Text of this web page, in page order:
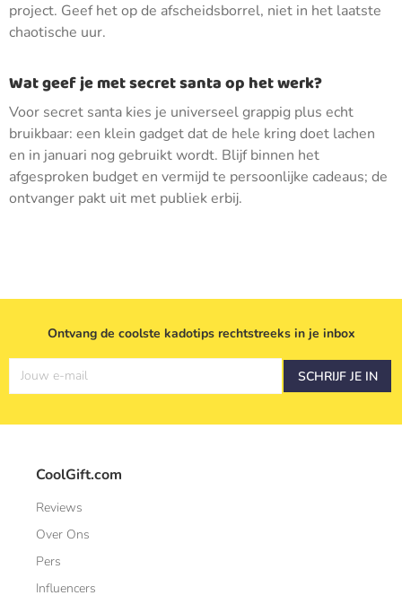
project. Geef het op de afscheidsborrel, niet in het laatste
chaotische uur.
Wat geef je met secret santa op het werk?
Voor secret santa kies je universeel grappig plus echt
bruikbaar: een klein gadget dat de hele kring doet lachen
en in januari nog gebruikt wordt. Blijf binnen het
afgesproken budget en vermijd te persoonlijke cadeaus; de
ontvanger pakt uit met publiek erbij.
Ontvang de coolste kadotips rechtstreeks in je inbox
Jouw e-mail SCHRIJF JE IN
CoolGift.com
Reviews
Over Ons
Pers
Influencers